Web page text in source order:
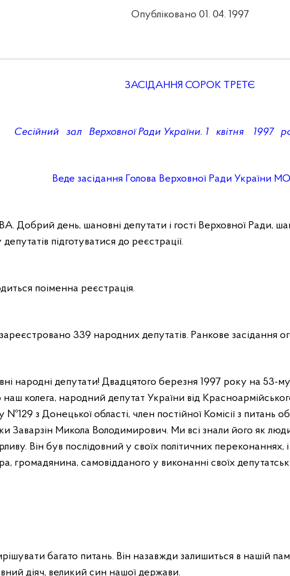
Опубліковано 01. 04. 1997
ЗАСІДАННЯ СОРОК ТРЕТЄ
Сесійний зал Верховної Ради України. 1 квітня 1997
Веде засідання Голова Верховної Ради України
Добрий день, шановні депутати і гості Верховної Ради,
підготуватися до реєстрації.
поіменна реєстрація.
зареєстровано 339 народних депутатів. Ранкове засідання
народні депутати! Двадцятого березня 1997 року на 53-
колега, народний депутат України від
№129 з Донецької області, член постійної Комісії з питань
Заварзін Микола Володимирович. Ми всі знали його як
Він був послідовний у своїх політичних переконаннях,
громадянина, самовідданого у виконанні своїх
багато питань. Він назавжди залишиться в нашій
діяч, великий син нашої держави.